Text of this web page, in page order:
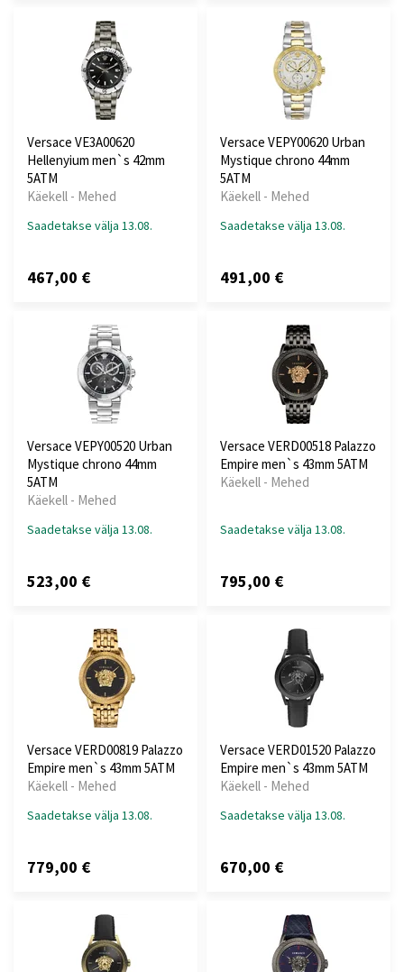
Versace VE3A00620
Hellenyium men`s 42mm
5ATM
Käekell - Mehed
Saadetakse välja 13.08.
467,00 €
Versace VEPY00620 Urban
Mystique chrono 44mm
5ATM
Käekell - Mehed
Saadetakse välja 13.08.
491,00 €
Versace VEPY00520 Urban
Mystique chrono 44mm
5ATM
Käekell - Mehed
Saadetakse välja 13.08.
523,00 €
Versace VERD00518 Palazzo
Empire men`s 43mm 5ATM
Käekell - Mehed
Saadetakse välja 13.08.
795,00 €
Versace VERD00819 Palazzo
Empire men`s 43mm 5ATM
Käekell - Mehed
Saadetakse välja 13.08.
779,00 €
Versace VERD01520 Palazzo
Empire men`s 43mm 5ATM
Käekell - Mehed
Saadetakse välja 13.08.
670,00 €